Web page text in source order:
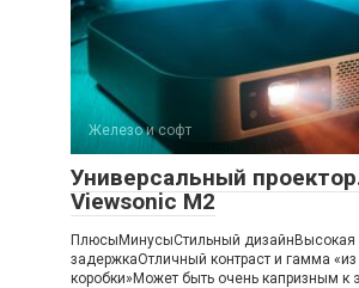
Железо и софт
Универсальный
Viewsonic M2
ПлюсыМинусыСтильный дизайнВысокая
задержкаОтличный контраст и гамма «из
коробки»Может быть очень капризным к